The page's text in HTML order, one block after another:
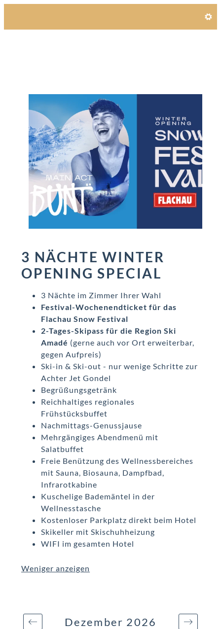
3 NÄCHTE WINTER
OPENING SPECIAL
3 Nächte im Zimmer Ihrer Wahl
Festival-Wochenendticket für das
Flachau Snow Festival
2-Tages-Skipass für die Region Ski
Amadé (gerne auch vor Ort erweiterbar,
gegen Aufpreis)
Ski-in & Ski-out - nur wenige Schritte zur
Achter Jet Gondel
Begrüßungsgetränk
Reichhaltiges regionales
Frühstücksbuffet
Nachmittags-Genussjause
Mehrgängiges Abendmenü mit
Salatbuffet
Freie Benützung des Wellnessbereiches
mit Sauna, Biosauna, Dampfbad,
Infrarotkabine
Kuschelige Bademäntel in der
Wellnesstasche
Kostenloser Parkplatz direkt beim Hotel
Skikeller mit Skischuhheizung
WIFI im gesamten Hotel
Weniger anzeigen
Dezember 2026